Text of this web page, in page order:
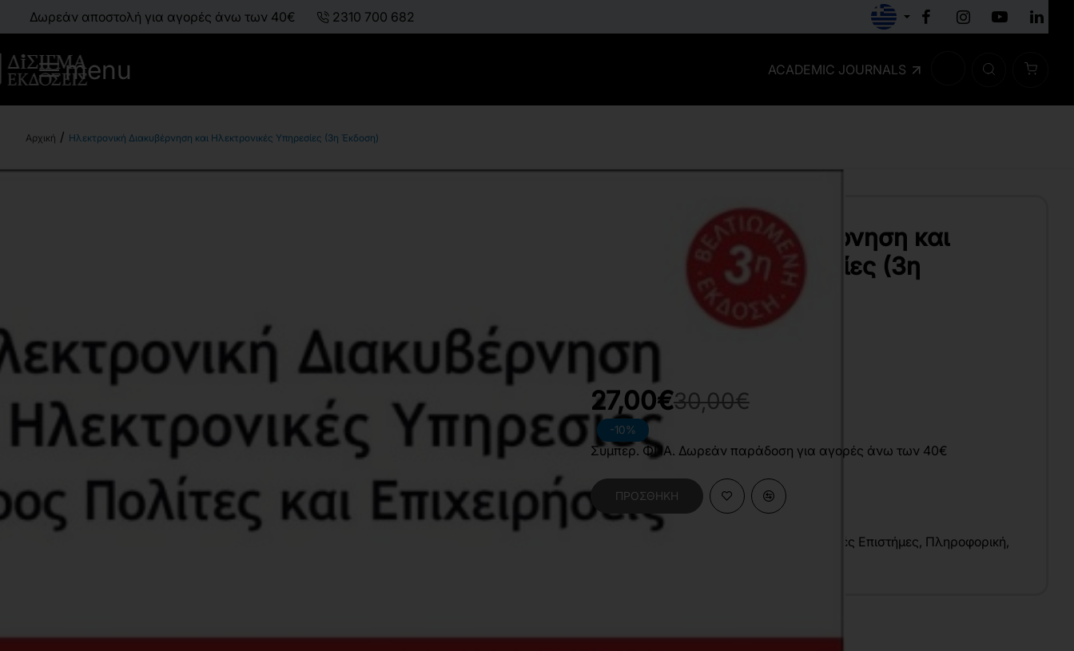
Δωρεάν αποστολή για αγορές άνω των 40€ 2310 700 682
menu ACADEMIC JOURNALS
Ηλεκτρονική Διακυβέρνηση και Ηλεκτρονικές Υπηρεσίες (3η Έκδοση)
Ηλεκτρονική Διακυβέρνηση και
Ηλεκτρονικές Υπηρεσίες (3η
Διαθέσιμο
-10%
27,00€30,00€
Συμπερ. ΦΠΑ. Δωρεάν παράδοση για αγορές άνω των 40€
ΠΡΟΣΘΉΚΗ
Οικονομικές Επιστήμες, Πληροφορική,
Χαρακτηριστικά Βιβλίου